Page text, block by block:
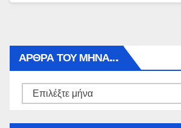
ΑΡΘΡΑ ΤΟΥ ΜΉΝΑ…
Αρθρα